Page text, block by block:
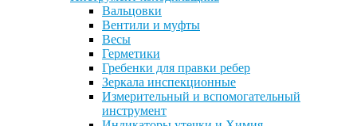
Вальцовки
Вентили и муфты
Весы
Герметики
Гребенки для правки ребер
Зеркала инспекционные
Измерительный и вспомогательный
инструмент